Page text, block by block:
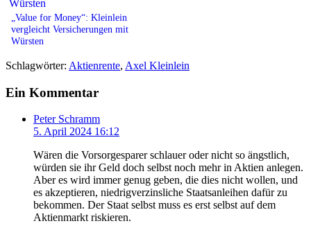
„Value for Money“: Kleinlein
vergleicht Versicherungen mit
Würsten
Schlagwörter: Aktienrente, Axel Kleinlein
Ein Kommentar
Peter Schramm
5. April 2024 16:12
Wären die Vorsorgesparer schlauer oder nicht so ängstlich,
würden sie ihr Geld doch selbst noch mehr in Aktien anlegen.
Aber es wird immer genug geben, die dies nicht wollen, und
es akzeptieren, niedrigverzinsliche Staatsanleihen dafür zu
bekommen. Der Staat selbst muss es erst selbst auf dem
Aktienmarkt riskieren.